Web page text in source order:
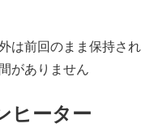
は前回のまま保持され
がありません
ヒーター